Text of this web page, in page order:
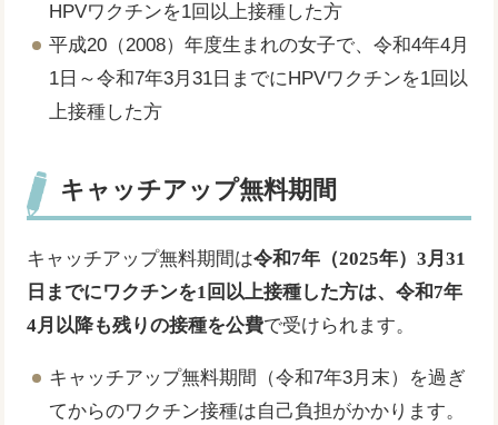
HPVワクチンを1回以上接種した方
平成20（2008）年度生まれの女子で、令和4年4月
1日～令和7年3月31日までにHPVワクチンを1回以
上接種した方
キャッチアップ無料期間
キャッチアップ無料期間は令和7年 （​2025年）3月31
日までにワクチンを1回以上接種した方は、令和7年
4月以降も残りの接種を公費で受けられます。
キャッチアップ無料期間（令和7年3月末）を過ぎ
てからのワクチン接種は自己負担がかかります。